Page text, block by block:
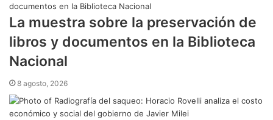
​La muestra sobre la preservación de
libros y documentos en la Biblioteca
Nacional
8 agosto, 2026